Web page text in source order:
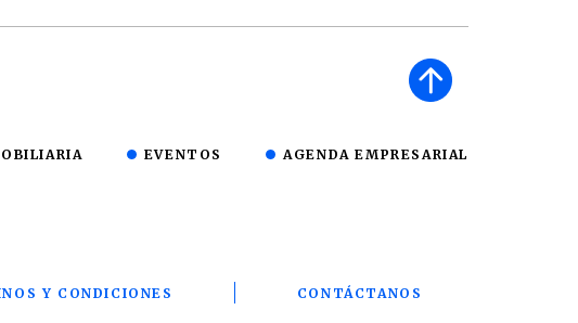
EVENTOS AGENDA EMPRESARIAL
Y CONDICIONES CONTÁCTANOS